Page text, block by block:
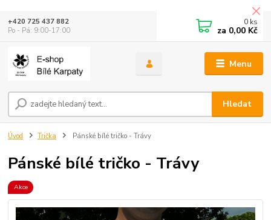
Menu
Hledat
+420 725 437 882
Po - Pá: 9:00-17:00
0 ks
za 0,00 Kč
Úvod Trička Pánské bílé tričko - Trávy
Pánské bílé tričko - Trávy
Akce